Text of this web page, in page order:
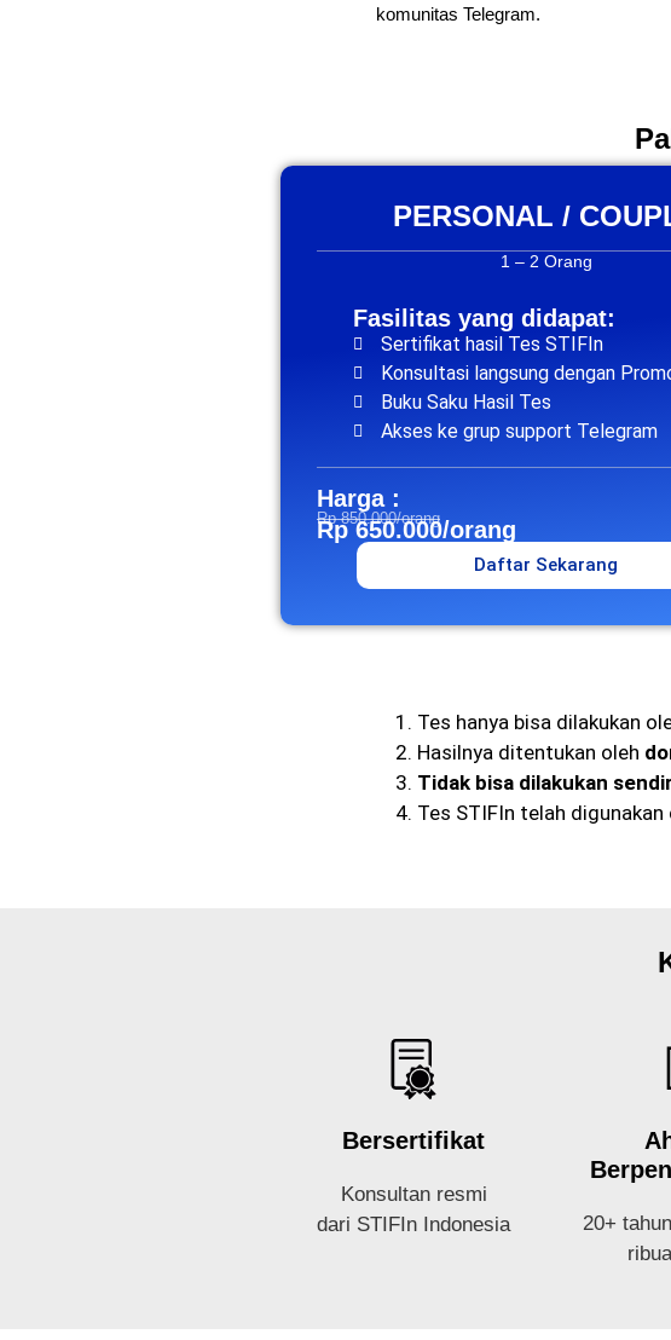
komunitas Telegram.
PERSONAL /
1 – 2 Orang
Fasilitas yang didapat:
Sertifikat hasil Tes STIFIn
Konsultasi langsung dengan
Buku Saku Hasil Tes
Akses ke grup support Telegram
Harga :
Rp 850.000/orang
Rp 650.000/orang
Daftar Sekarang
Tes hanya bisa dilakukan
Hasilnya ditentukan oleh
Tidak bisa dilakukan
Tes STIFIn telah digunakan
Bersertifikat
Konsultan resmi
dari STIFIn Indonesia
20+